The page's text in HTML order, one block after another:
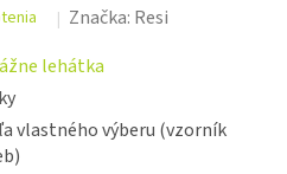
Značka: Resi
lehátka
vlastného výberu (vzorník